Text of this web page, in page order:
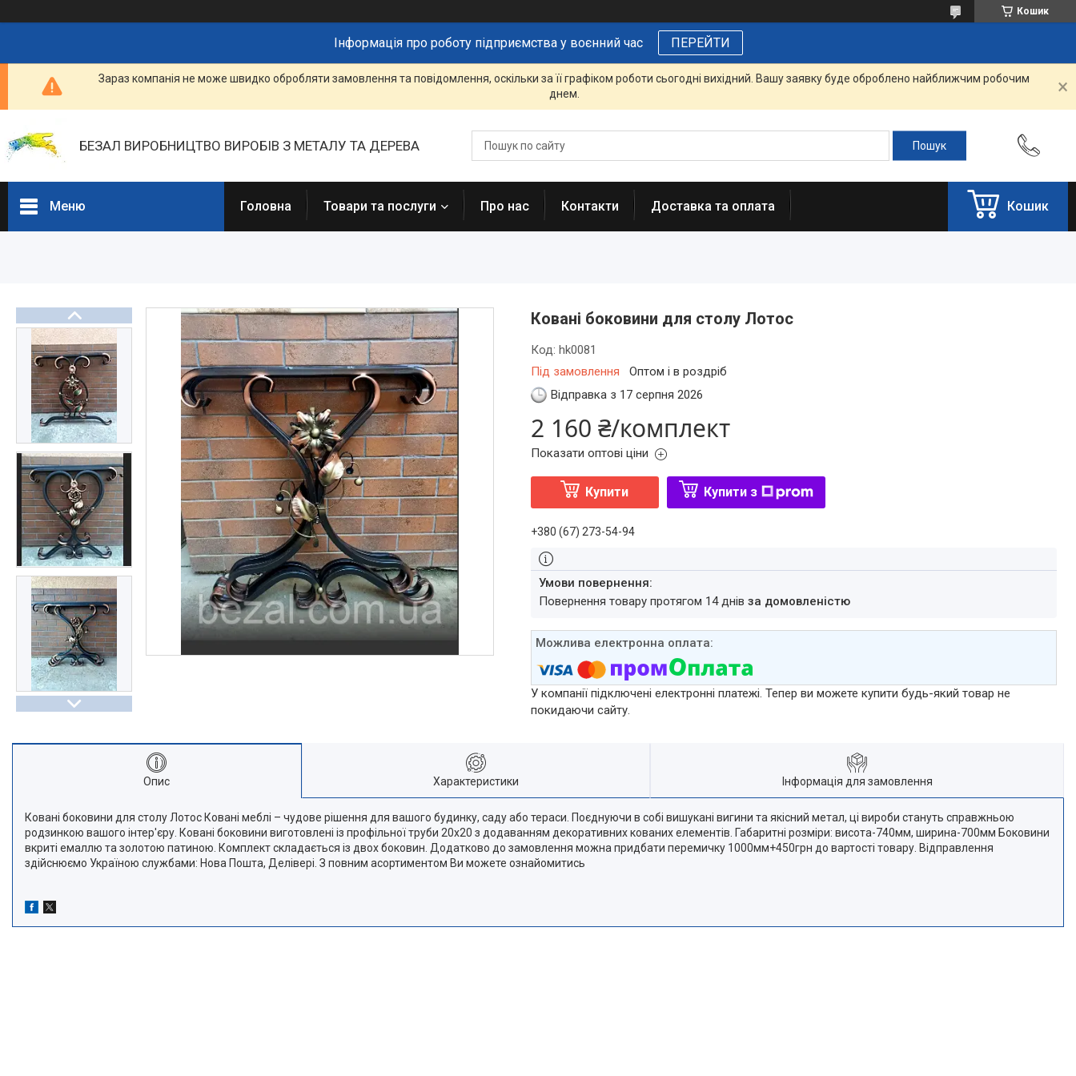
Кошик
Інформація про роботу підприємства у воєнний час ПЕРЕЙТИ
Зараз компанія не може швидко обробляти замовлення та повідомлення, оскільки за її графіком роботи сьогодні вихідний. Вашу заявку буде оброблено найближчим робочим
днем.
БЕЗАЛ ВИРОБНИЦТВО ВИРОБІВ З МЕТАЛУ ТА ДЕРЕВА
Меню
Прайс-листи
Новини
Презентації та документи
Про нас
Відгуки
Часті запитання
Доставка та оплата
Головна Товари та послуги Про нас Контакти Доставка та оплата Кошик
Ковані боковини для столу Лотос
Під замовлення Оптом і в роздріб
Код: hk0081
Відправка з 17 серпня 2026
2 160 ₴/комплект
Показати оптові ціни
Купити Купити з
+380 (67) 273-54-94
повернення товару протягом 14 днів за домовленістю
У компанії підключені електронні платежі. Тепер ви можете купити будь-який товар не
покидаючи сайту.
Опис Характеристики Інформація для замовлення
Ковані боковини для столу Лотос Ковані меблі – чудове рішення для вашого будинку, саду або тераси. Поєднуючи в собі вишукані вигини та якісний метал, ці вироби стануть справжньою
родзинкою вашого інтер'єру. Ковані боковини виготовлені із профільної труби 20х20 з додаванням декоративних кованих елементів. Габаритні розміри: висота-740мм, ширина-700мм Боковини
вкриті емаллю та золотою патиною. Комплект складається із двох боковин. Додатково до замовлення можна придбати перемичку 1000мм+450грн до вартості товару. Відправлення
здійснюємо Україною службами: Нова Пошта, Делівері. З повним асортиментом Ви можете ознайомитись